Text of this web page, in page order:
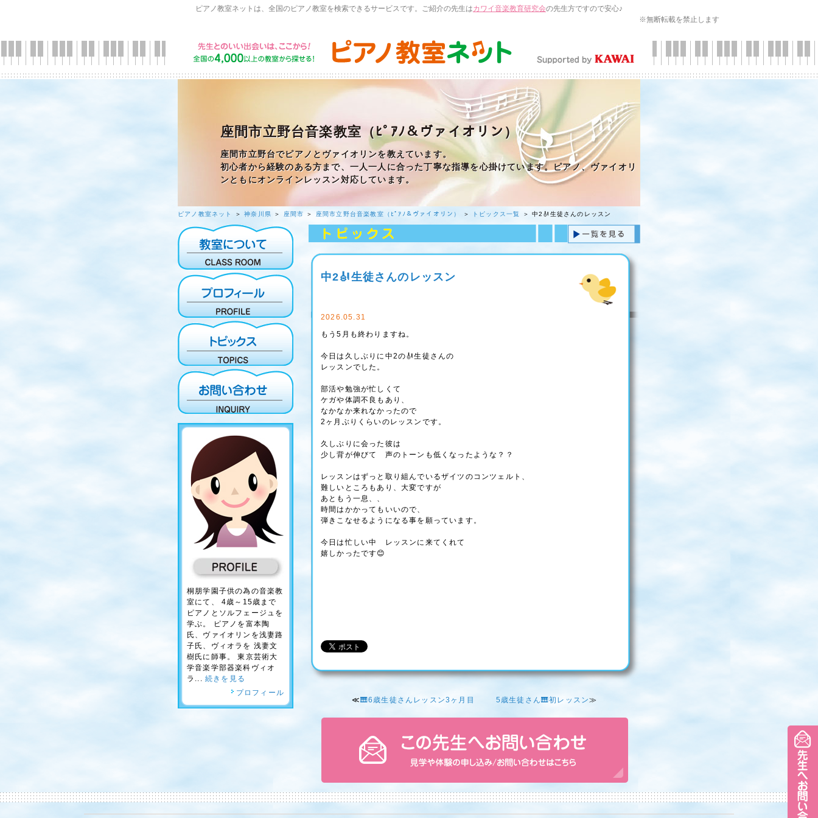
ピアノ教室ネットは、全国のピアノ教室を検索できるサービスです。ご紹介の先生はカワイ音楽教育研究会の先生方ですので安心♪
※無断転載を禁止します
座間市立野台音楽教室（ﾋﾟｱﾉ＆ヴァイオリン）
座間市立野台でピアノとヴァイオリンを教えています。
初心者から経験のある方まで、一人一人に合った丁寧な指導を心掛けています。ピアノ、ヴァイオリ
ンともにオンラインレッスン対応しています。
ピアノ教室ネット ＞神奈川県 ＞ 座間市 ＞ 座間市立野台音楽教室（ﾋﾟｱﾉ＆ヴァイオリン） ＞ トピックス一覧 ＞ 中2🎻生徒さんのレッスン
桐朋学園子供の為の音楽教
室にて、 4歳～15歳まで
ピアノとソルフェージュを
学ぶ。 ピアノを富本陶
氏、ヴァイオリンを浅妻路
子氏、ヴィオラを 浅妻文
樹氏に師事。 東京芸術大
学音楽学部器楽科ヴィオ
ラ... 続きを見る
プロフィール
中2🎻生徒さんのレッスン
2026.05.31
もう5月も終わりますね。
今日は久しぶりに中2の🎻生徒さんの
レッスンでした。
部活や勉強が忙しくて
ケガや体調不良もあり、
なかなか来れなかったので
2ヶ月ぶりくらいのレッスンです。
久しぶりに会った彼は
少し背が伸びて 声のトーンも低くなったような？？
レッスンはずっと取り組んでいるザイツのコンツェルト、
難しいところもあり、大変ですが
あともう一息、、
時間はかかってもいいので、
弾きこなせるようになる事を願っています。
今日は忙しい中 レッスンに来てくれて
嬉しかったです😊
≪🎹6歳生徒さんレッスン3ヶ月目 5歳生徒さん🎹初レッスン≫